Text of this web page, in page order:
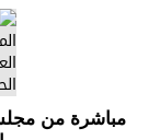
مباشرة من